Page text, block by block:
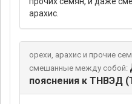
арахис.
орехи, арахис и прочие
смешанные между собой:
пояснения к ТНВЭД